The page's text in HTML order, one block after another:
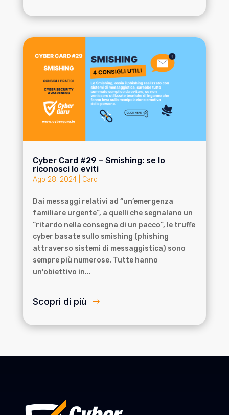
Cyber Card #29 – Smishing: se lo
riconosci lo eviti
Ago 28, 2024| Card
Dai messaggi relativi ad “un’emergenza
familiare urgente”, a quelli che segnalano un
“ritardo nella consegna di un pacco”, le truffe
cyber basate sullo smishing (phishing
attraverso sistemi di messaggistica) sono
sempre più numerose. Tutte hanno
un'obiettivo in...
Scopri di più